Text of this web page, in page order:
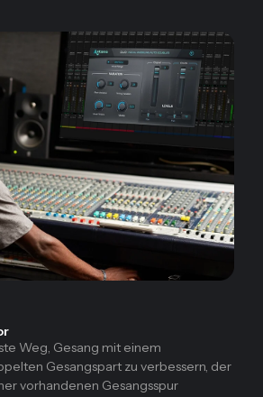
Weg, Gesang mit einem
Gesangspart zu verbessern, der
vorhandenen Gesangsspur